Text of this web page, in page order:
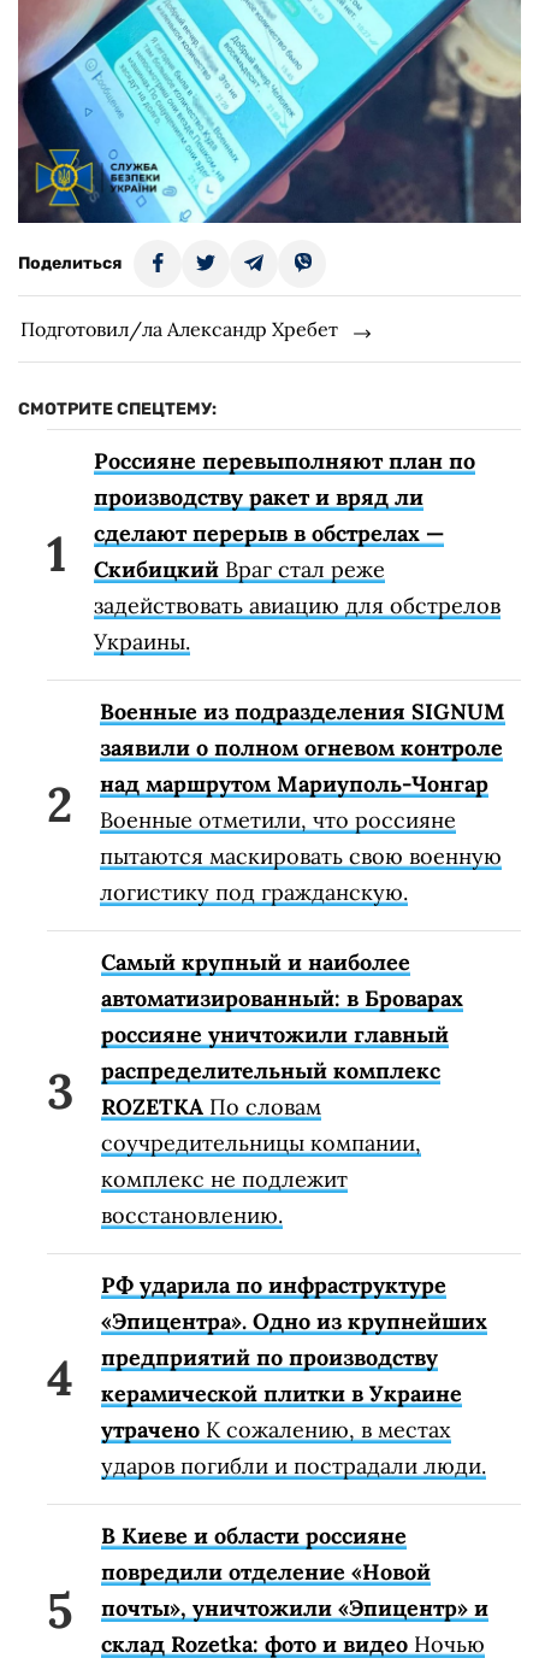
Поделиться
Подготовил/ла Александр Хребет
СМОТРИТЕ СПЕЦТЕМУ:
Россияне перевыполняют план по
производству ракет и вряд ли
сделают перерыв в обстрелах —
Скибицкий Враг стал реже
задействовать авиацию для обстрелов
Украины.
Военные из подразделения SIGNUM
заявили о полном огневом контроле
над маршрутом Мариуполь-Чонгар
Военные отметили, что россияне
пытаются маскировать свою военную
логистику под гражданскую.
Самый крупный и наиболее
автоматизированный: в Броварах
россияне уничтожили главный
распределительный комплекс
ROZETKA По словам
соучредительницы компании,
комплекс не подлежит
восстановлению.
РФ ударила по инфраструктуре
«Эпицентра». Одно из крупнейших
предприятий по производству
керамической плитки в Украине
утрачено К сожалению, в местах
ударов погибли и пострадали люди.
В Киеве и области россияне
повредили отделение «Новой
почты», уничтожили «Эпицентр» и
склад Rozetka: фото и видео Ночью